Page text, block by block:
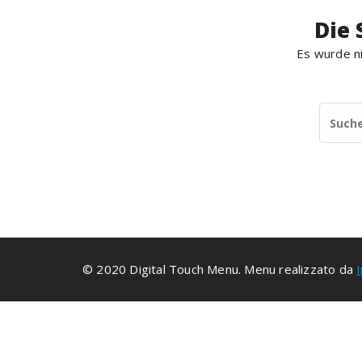
Die
Es wurde
© 2020 Digital Touch Menu. Menu realizzato da